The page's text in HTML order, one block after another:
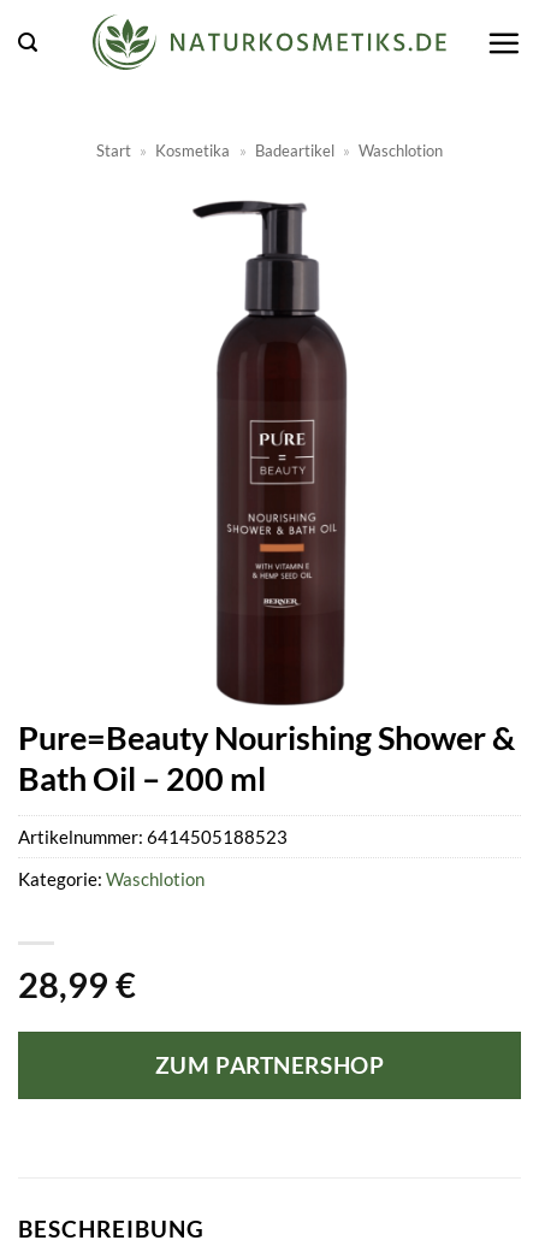
Inhalt
Start » Kosmetika » Badeartikel » Waschlotion
Pure=Beauty Nourishing Shower &
Bath Oil – 200 ml
28,99 €
ZUM PARTNERSHOP
Artikelnummer: 6414505188523
Kategorie: Waschlotion
BESCHREIBUNG